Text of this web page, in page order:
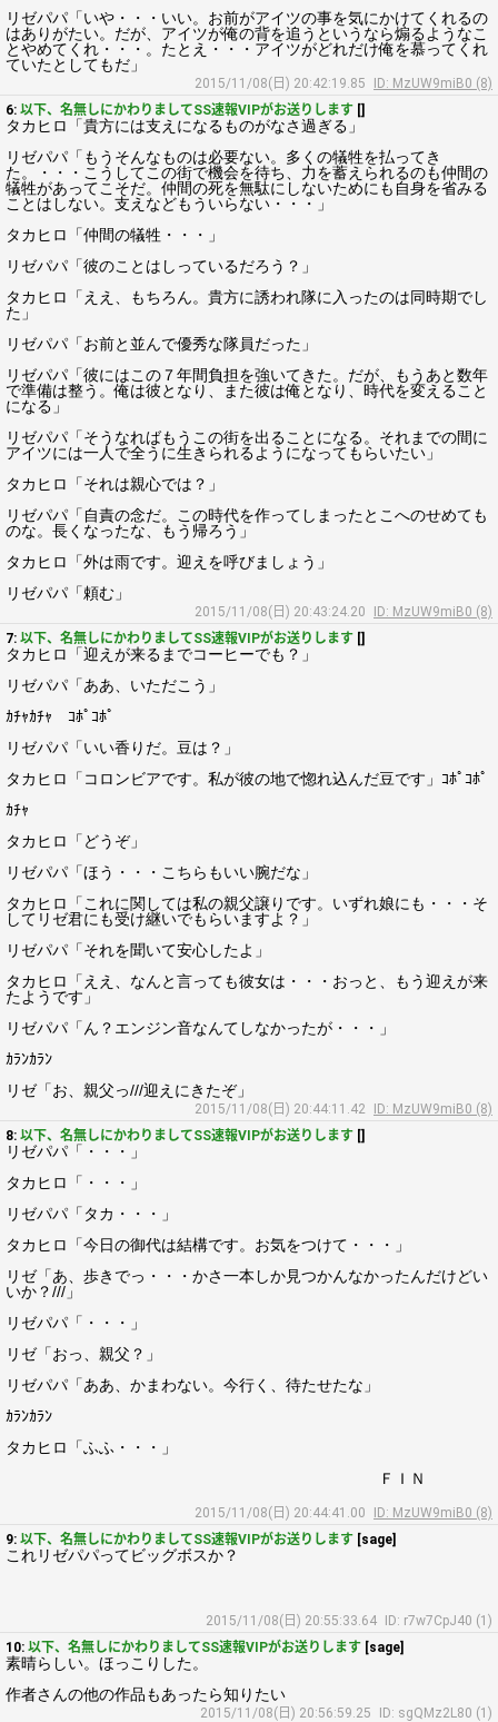
リゼパパ「いや・・・いい。お前がアイツの事を気にかけてくれるの
はありがたい。だが、アイツが俺の背を追うというなら煽るようなこ
とやめてくれ・・・。たとえ・・・アイツがどれだけ俺を慕ってくれ
ていたとしてもだ」
2015/11/08(日) 20:42:19.85
ID: MzUW9miB0 (8)
6: 以下、名無しにかわりましてSS速報VIPがお送りします []
タカヒロ「貴方には支えになるものがなさ過ぎる」
リゼパパ「もうそんなものは必要ない。多くの犠牲を払ってき
た。・・・こうしてこの街で機会を待ち、力を蓄えられるのも仲間の
犠牲があってこそだ。仲間の死を無駄にしないためにも自身を省みる
ことはしない。支えなどもういらない・・・」
タカヒロ「仲間の犠牲・・・」
リゼパパ「彼のことはしっているだろう？」
タカヒロ「ええ、もちろん。貴方に誘われ隊に入ったのは同時期でし
た」
リゼパパ「お前と並んで優秀な隊員だった」
リゼパパ「彼にはこの７年間負担を強いてきた。だが、もうあと数年
で準備は整う。俺は彼となり、また彼は俺となり、時代を変えること
になる」
リゼパパ「そうなればもうこの街を出ることになる。それまでの間に
アイツには一人で全うに生きられるようになってもらいたい」
タカヒロ「それは親心では？」
リゼパパ「自責の念だ。この時代を作ってしまったとこへのせめても
のな。長くなったな、もう帰ろう」
タカヒロ「外は雨です。迎えを呼びましょう」
リゼパパ「頼む」
2015/11/08(日) 20:43:24.20
ID: MzUW9miB0 (8)
7: 以下、名無しにかわりましてSS速報VIPがお送りします []
タカヒロ「迎えが来るまでコーヒーでも？」
リゼパパ「ああ、いただこう」
ｶﾁｬｶﾁｬ ｺﾎﾟｺﾎﾟ
リゼパパ「いい香りだ。豆は？」
タカヒロ「コロンビアです。私が彼の地で惚れ込んだ豆です」ｺﾎﾟｺﾎﾟ
ｶﾁｬ
タカヒロ「どうぞ」
リゼパパ「ほう・・・こちらもいい腕だな」
タカヒロ「これに関しては私の親父譲りです。いずれ娘にも・・・そ
してリゼ君にも受け継いでもらいますよ？」
リゼパパ「それを聞いて安心したよ」
タカヒロ「ええ、なんと言っても彼女は・・・おっと、もう迎えが来
たようです」
リゼパパ「ん？エンジン音なんてしなかったが・・・」
ｶﾗﾝｶﾗﾝ
リゼ「お、親父っ///迎えにきたぞ」
2015/11/08(日) 20:44:11.42
ID: MzUW9miB0 (8)
8: 以下、名無しにかわりましてSS速報VIPがお送りします []
リゼパパ「・・・」
タカヒロ「・・・」
リゼパパ「タカ・・・」
タカヒロ「今日の御代は結構です。お気をつけて・・・」
リゼ「あ、歩きでっ・・・かさ一本しか見つかんなかったんだけどい
いか？///」
リゼパパ「・・・」
リゼ「おっ、親父？」
リゼパパ「ああ、かまわない。今行く、待たせたな」
ｶﾗﾝｶﾗﾝ
タカヒロ「ふふ・・・」
ＦＩＮ
2015/11/08(日) 20:44:41.00
ID: MzUW9miB0 (8)
9: 以下、名無しにかわりましてSS速報VIPがお送りします [sage]
これリゼパパってビッグボスか？
2015/11/08(日) 20:55:33.64
ID: r7w7CpJ40 (1)
10: 以下、名無しにかわりましてSS速報VIPがお送りします [sage]
素晴らしい。ほっこりした。
作者さんの他の作品もあったら知りたい
2015/11/08(日) 20:56:59.25
ID: sgQMz2L80 (1)